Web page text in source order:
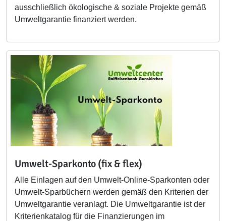
ausschließlich ökologische & soziale Projekte gemäß
Umweltgarantie finanziert werden.
Umwelt-Sparkonto (fix & flex)
Alle Einlagen auf den Umwelt-Online-Sparkonten oder
Umwelt-Sparbüchern werden gemäß den Kriterien der
Umweltgarantie veranlagt. Die Umweltgarantie ist der
Kriterienkatalog für die Finanzierungen im